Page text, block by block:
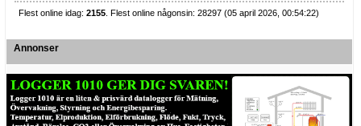
Flest online idag:2155 . Flest online någonsin: 28297 (05 april 2026, 00:54:22)
Annonser